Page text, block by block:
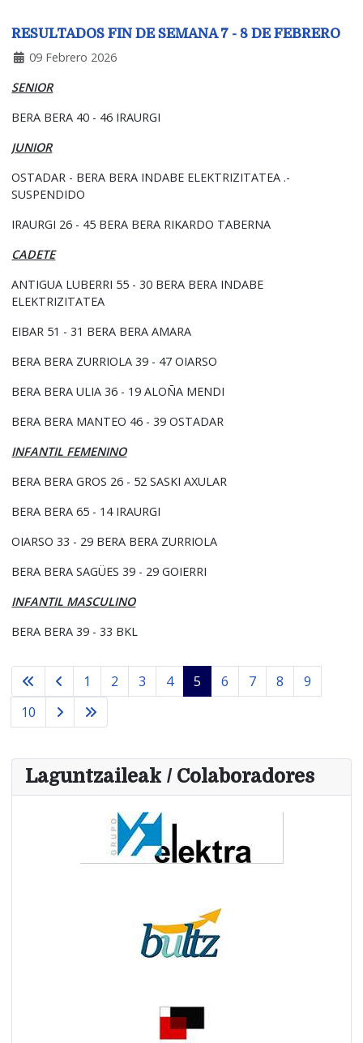
RESULTADOS FIN DE SEMANA 7 - 8 DE FEBRERO
09 Febrero 2026
SENIOR
BERA BERA 40 - 46 IRAURGI
JUNIOR
OSTADAR - BERA BERA INDABE ELEKTRIZITATEA .-
SUSPENDIDO
IRAURGI 26 - 45 BERA BERA RIKARDO TABERNA
CADETE
ANTIGUA LUBERRI 55 - 30 BERA BERA INDABE
ELEKTRIZITATEA
EIBAR 51 - 31 BERA BERA AMARA
BERA BERA ZURRIOLA 39 - 47 OIARSO
BERA BERA ULIA 36 - 19 ALOÑA MENDI
BERA BERA MANTEO 46 - 39 OSTADAR
INFANTIL FEMENINO
BERA BERA GROS 26 - 52 SASKI AXULAR
BERA BERA 65 - 14 IRAURGI
OIARSO 33 - 29 BERA BERA ZURRIOLA
BERA BERA SAGÜES 39 - 29 GOIERRI
INFANTIL MASCULINO
BERA BERA 39 - 33 BKL
1 2 3 4 5 6 7 8
9
10
Laguntzaileak / Colaboradores